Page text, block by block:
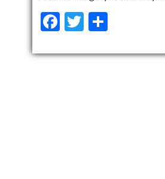
F
c
T
itt
S
ar